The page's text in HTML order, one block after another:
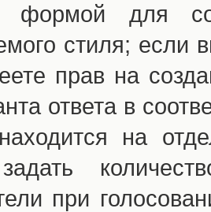
формой для
стиля; если
прав на
ответа в
на
при